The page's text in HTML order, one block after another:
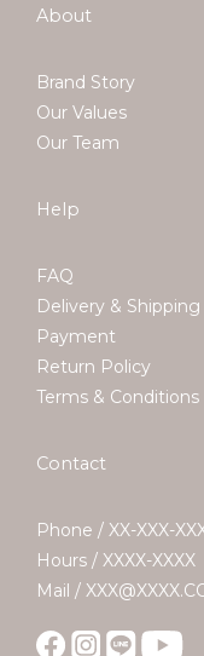
About
Brand Story
Our Values
Our Team
Help
FAQ
Delivery & Shipping
Payment
Return Policy
Terms & Conditions
Contact
Phone / XX-XXX-
Hours / XXXX-XXXX
Mail /